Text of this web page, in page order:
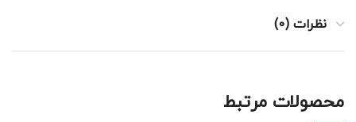
نظرات (0)
محصولات مرتبط